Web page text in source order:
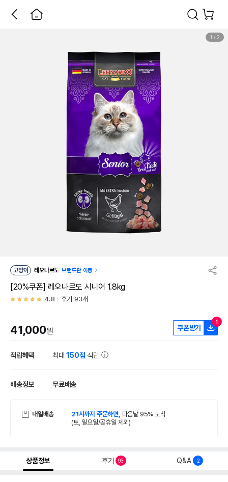
1 / 2
고양이 레오나르도 브랜드관 이동
[20%쿠폰] 레오나르도 시니어 1.8kg
4.8 후기 93개
41,000원 쿠폰받기
1
적립혜택 최대150점 적립
배송정보 무료배송
내일배송 21시까지 주문하면, 다음날 95% 도착
(토, 일요일/공휴일 제외)
상품정보 후기 93 Q&A 2